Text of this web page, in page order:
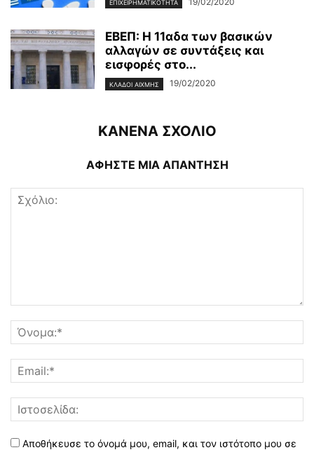
ΕΠΙΧΕΙΡΗΜΑΤΙΚΌΤΗΤΑ
ΕΒΕΠ: Η 11αδα των βασικών
αλλαγών σε συντάξεις και
εισφορές στο...
ΚΛΆΔΟΙ ΑΙΧΜΉΣ 19/02/2020
ΚΑΝΕΝΑ ΣΧΟΛΙΟ
ΑΦΗΣΤΕ ΜΙΑ ΑΠΑΝΤΗΣΗ
Αποθήκευσε το όνομά μου, email, και τον ιστότοπο μου σε